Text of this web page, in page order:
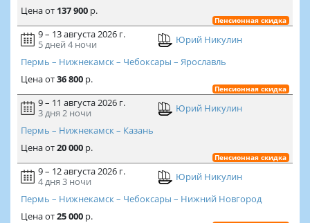
Ценаот 137 900р.
Пенсионная скидка
9 – 13 августа 2026 г.
5 дней 4 ночи
Юрий Никулин
Пермь – Нижнекамск – Чебоксары – Ярославль
Ценаот36 800р.
Пенсионная скидка
9 – 11 августа 2026 г.
3 дня 2 ночи
Юрий Никулин
Пермь – Нижнекамск – Казань
Ценаот20 000р.
Пенсионная скидка
9 – 12 августа 2026 г.
4 дня 3 ночи
Юрий Никулин
Пермь – Нижнекамск – Чебоксары – Нижний Новгород
Ценаот25 000р.